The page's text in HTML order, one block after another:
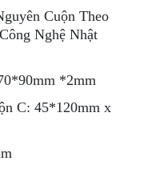
Cuộn Theo
Nghệ Nhật
*2mm
C: 45*120mm x